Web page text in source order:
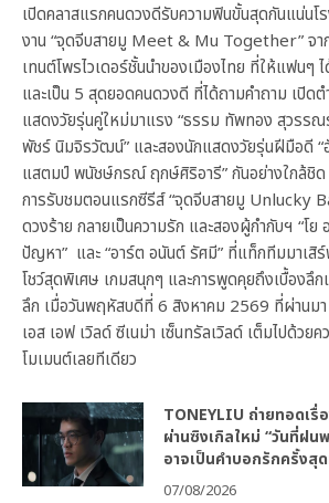
เปิดคลาสแรกคนดวงดีรับความฟินขั้นสุดกันแน่นโ
งาน “จุดจีบสายมู Meet & Mu Together” จา
เทนต์โพรไวเดอร์ชั้นนำของเมืองไทย ที่ให้แฟนๆ
และเป็น 5 สุดยอดคนดวงดี ที่ได้ถามคำถาม เปิด
แสดงวัยรุ่นคู่ใหม่มาแรง “ธรรม ทัพทอง สุวรร
พัชร์ นิมจิรวัฒน์” และสองนักแสดงวัยรุ่นฝีมือดี
แสตมป์ พนัชษ์กรณ์ ฤกษ์ศิริอารี” กันอย่างใกล้ชิ
การรับชมตอนแรกซีรีส์ “จุดจีบสายมู Unlucky
ดวงร้าย กลายเป็นความรัก และสองผู้กำกับฯ “โย
ปัญหา” และ “อาร์ต อนันต์ รัศมี” ที่แท็กทีมมาเสิ
โชว์สุดพิเศษ เกมสนุกๆ และการพูดคุยถึงเบื้องลึก
ลึก เมื่อวันพฤหัสบดีที่ 6 สิงหาคม 2569 ที่ผ่านม
เอส เอฟ เวิลด์ ซีเนม่า เซ็นทรัลเวิลด์ เต็มไปด้วย
โมเมนต์เลยทีเดียว
TONEYLIU ถ่ายทอดเรื่
ผ่านซิงเกิลใหม่ “วันที่ฝน
อาจเป็นคำบอกรักครั้งสุ
07/08/2026